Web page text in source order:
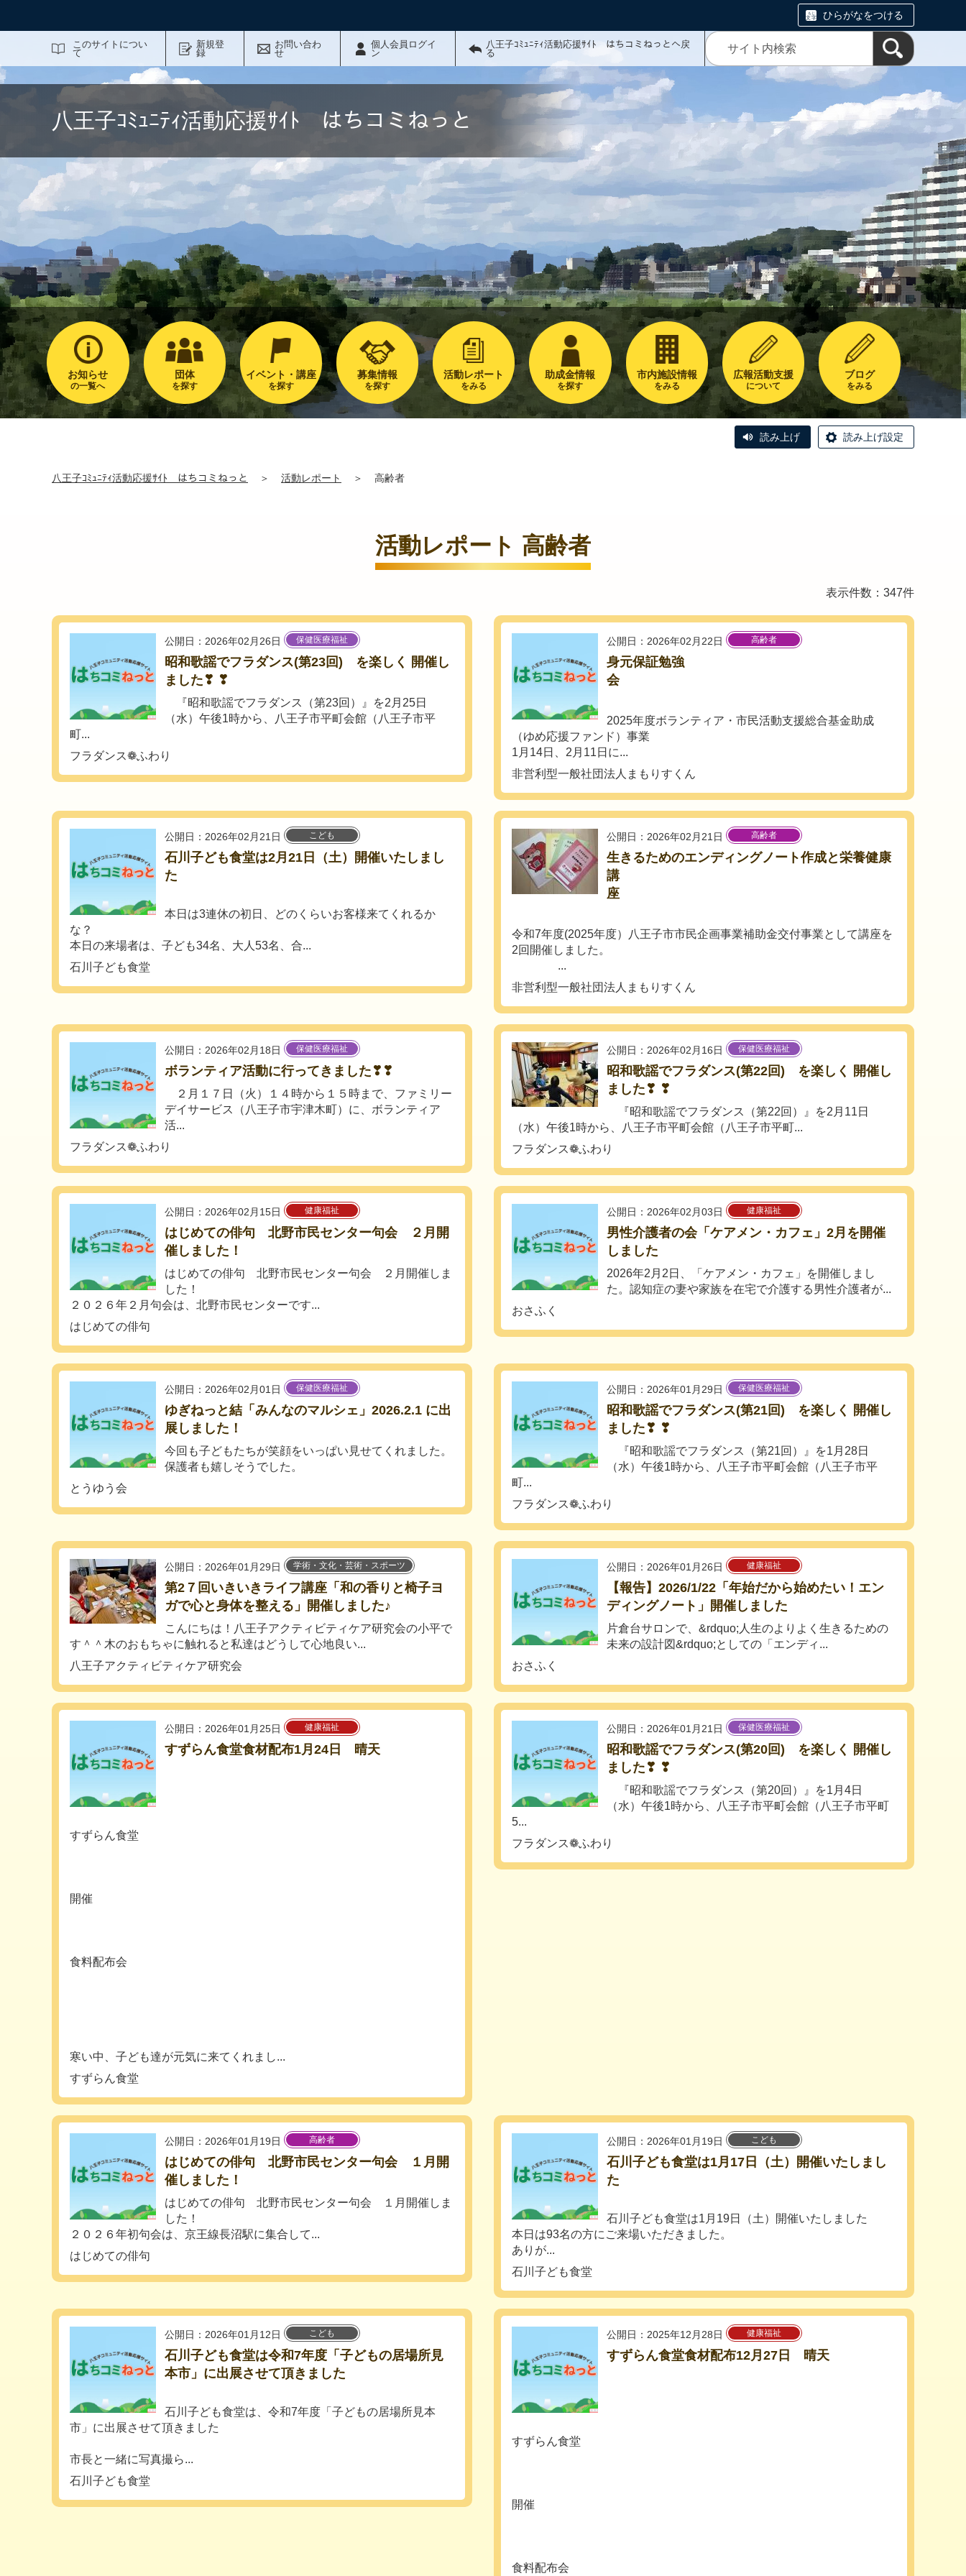
ひらがなをつける
このサイトについ
て
新規登
録
お問い合わ
せ
個人会員ログイ
ン
八王子ｺﾐｭﾆﾃｨ活動応援ｻｲﾄ はちコミねっとへ戻
る
八王子ｺﾐｭﾆﾃｨ活動応援ｻｲﾄ はちコミねっと
お知らせ
の一覧へ
団体
を探す
イベント・講座
を探す
募集情報
を探す
活動レポート
をみる
助成金情報
を探す
市内施設情報
をみる
広報活動支援
について
ブログ
をみる
読み上げ 読み上げ設定
八王子ｺﾐｭﾆﾃｨ活動応援ｻｲﾄ はちコミねっと ＞ 活動レポート ＞ 高齢者
活動レポート 高齢者
表示件数：347件
公開日：2026年02月26日 保健医療福祉
昭和歌謡でフラダンス(第23回) を楽しく 開催し
ました❣ ❣
『昭和歌謡でフラダンス（第23回）』を2月25日
（水）午後1時から、八王子市平町会館（八王子市平
町...
フラダンス❁ふわり
公開日：2026年02月22日 高齢者
身元保証勉強
会
2025年度ボランティア・市民活動支援総合基金助成
（ゆめ応援ファンド）事業
1月14日、2月11日に...
非営利型一般社団法人まもりすくん
公開日：2026年02月21日 こども
石川子ども食堂は2月21日（土）開催いたしまし
た
本日は3連休の初日、どのくらいお客様来てくれるか
な？
本日の来場者は、子ども34名、大人53名、合...
石川子ども食堂
公開日：2026年02月21日 高齢者
生きるためのエンディングノート作成と栄養健康
講
座
令和7年度(2025年度）八王子市市民企画事業補助金交付事業として講座を
2回開催しました。
...
非営利型一般社団法人まもりすくん
公開日：2026年02月18日 保健医療福祉
ボランティア活動に行ってきました❣❣
２月１７日（火）１４時から１５時まで、ファミリー
デイサービス（八王子市宇津木町）に、ボランティア
活...
フラダンス❁ふわり
公開日：2026年02月16日 保健医療福祉
昭和歌謡でフラダンス(第22回) を楽しく 開催し
ました❣ ❣
『昭和歌謡でフラダンス（第22回）』を2月11日
（水）午後1時から、八王子市平町会館（八王子市平町...
フラダンス❁ふわり
公開日：2026年02月15日 健康福祉
はじめての俳句 北野市民センター句会 ２月開
催しました！
はじめての俳句 北野市民センター句会 ２月開催しま
した！
２０２６年２月句会は、北野市民センターです...
はじめての俳句
公開日：2026年02月03日 健康福祉
男性介護者の会「ケアメン・カフェ」2月を開催
しました
2026年2月2日、「ケアメン・カフェ」を開催しまし
た。認知症の妻や家族を在宅で介護する男性介護者が...
おさふく
公開日：2026年02月01日 保健医療福祉
ゆぎねっと結「みんなのマルシェ」2026.2.1 に出
展しました！
今回も子どもたちが笑顔をいっぱい見せてくれました。
保護者も嬉しそうでした。
とうゆう会
公開日：2026年01月29日 保健医療福祉
昭和歌謡でフラダンス(第21回) を楽しく 開催し
ました❣ ❣
『昭和歌謡でフラダンス（第21回）』を1月28日
（水）午後1時から、八王子市平町会館（八王子市平
町...
フラダンス❁ふわり
公開日：2026年01月29日 学術・文化・芸術・スポーツ
第2７回いきいきライフ講座「和の香りと椅子ヨ
ガで心と身体を整える」開催しました♪
こんにちは！八王子アクティビティケア研究会の小平で
す＾＾木のおもちゃに触れると私達はどうして心地良い...
八王子アクティビティケア研究会
公開日：2026年01月26日 健康福祉
【報告】2026/1/22「年始だから始めたい！エン
ディングノート」開催しました
片倉台サロンで、&rdquo;人生のよりよく生きるための
未来の設計図&rdquo;としての「エンディ...
おさふく
公開日：2026年01月25日 健康福祉
すずらん食堂食材配布1月24日 晴天
すずらん食堂
開催
食料配布会
寒い中、子ども達が元気に来てくれまし...
すずらん食堂
公開日：2026年01月21日 保健医療福祉
昭和歌謡でフラダンス(第20回) を楽しく 開催し
ました❣ ❣
『昭和歌謡でフラダンス（第20回）』を1月4日
（水）午後1時から、八王子市平町会館（八王子市平町
5...
フラダンス❁ふわり
公開日：2026年01月19日 高齢者
はじめての俳句 北野市民センター句会 １月開
催しました！
はじめての俳句 北野市民センター句会 １月開催しま
した！
２０２６年初句会は、京王線長沼駅に集合して...
はじめての俳句
公開日：2026年01月19日 こども
石川子ども食堂は1月17日（土）開催いたしまし
た
石川子ども食堂は1月19日（土）開催いたしました
本日は93名の方にご来場いただきました。
ありが...
石川子ども食堂
公開日：2026年01月12日 こども
石川子ども食堂は令和7年度「子どもの居場所見
本市」に出展させて頂きました
石川子ども食堂は、令和7年度「子どもの居場所見本
市」に出展させて頂きました
市長と一緒に写真撮ら...
石川子ども食堂
公開日：2025年12月28日 健康福祉
すずらん食堂食材配布12月27日 晴天
すずらん食堂
開催
食料配布会